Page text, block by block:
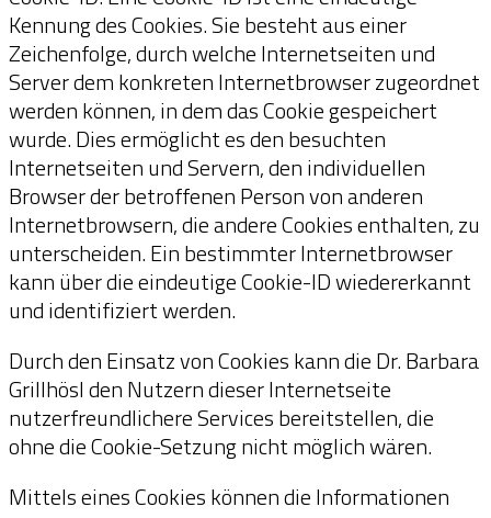
Kennung des Cookies. Sie besteht aus einer
Zeichenfolge, durch welche Internetseiten und
Server dem konkreten Internetbrowser zugeordnet
werden können, in dem das Cookie gespeichert
wurde. Dies ermöglicht es den besuchten
Internetseiten und Servern, den individuellen
Browser der betroffenen Person von anderen
Internetbrowsern, die andere Cookies enthalten, zu
unterscheiden. Ein bestimmter Internetbrowser
kann über die eindeutige Cookie-ID wiedererkannt
und identifiziert werden.
Durch den Einsatz von Cookies kann die Dr. Barbara
Grillhösl den Nutzern dieser Internetseite
nutzerfreundlichere Services bereitstellen, die
ohne die Cookie-Setzung nicht möglich wären.
Mittels eines Cookies können die Informationen